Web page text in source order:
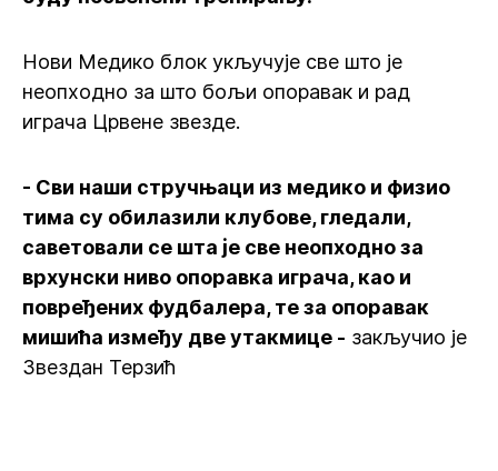
Нови Медико блок укључује све што је
неопходно за што бољи опоравак и рад
играча Црвене звезде.
- Сви наши стручњаци из медико и физио
тима су обилазили клубове, гледали,
саветовали се шта је све неопходно за
врхунски ниво опоравка играча, као и
повређених фудбалера, те за опоравак
мишића између две утакмице - закључио је
Звездан Терзић